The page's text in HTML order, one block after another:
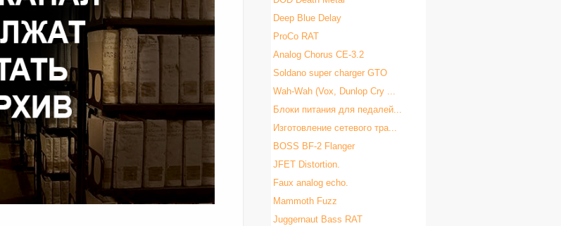
Deep Blue Delay
ProCo RAT
Analog Chorus CE-3.2
Soldano super charger GTO
Wah-Wah (Vox, Dunlop Cry ...
Блоки питания для педалей...
Изготовление сетевого тра...
BOSS BF-2 Flanger
JFET Distortion.
Faux analog echo.
Mammoth Fuzz
Juggernaut Bass RAT